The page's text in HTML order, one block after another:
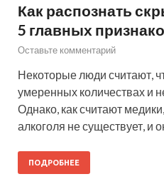
Как распознать
5 главных
Оставьте комментарий
Некоторые люди считают,
умеренных количествах и
Однако, как считают
алкоголя не существует, и
ПОДРОБНЕЕ